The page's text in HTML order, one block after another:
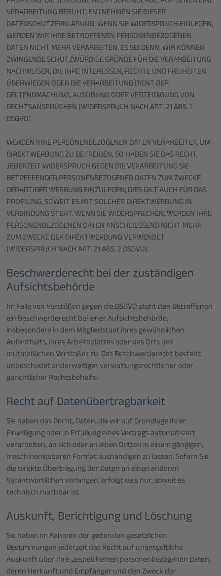
VERARBEITUNG BERUHT, ENTNEHMEN SIE DIESER
DATENSCHUTZERKLÄRUNG. WENN SIE WIDERSPRUCH EINLEGEN,
WERDEN WIR IHRE BETROFFENEN PERSONENBEZOGENEN
DATEN NICHT MEHR VERARBEITEN, ES SEI DENN, WIR KÖNNEN
ZWINGENDE SCHUTZWÜRDIGE GRÜNDE FÜR DIE VERARBEITUNG
NACHWEISEN, DIE IHRE INTERESSEN, RECHTE UND FREIHEITEN
ÜBERWIEGEN ODER DIE VERARBEITUNG DIENT DER
GELTENDMACHUNG, AUSÜBUNG ODER VERTEIDIGUNG VON
RECHTSANSPRÜCHEN (WIDERSPRUCH NACH ART. 21 ABS. 1
DSGVO).
WERDEN IHRE PERSONENBEZOGENEN DATEN VERARBEITET, UM
DIREKTWERBUNG ZU BETREIBEN, SO HABEN SIE DAS RECHT,
JEDERZEIT WIDERSPRUCH GEGEN DIE VERARBEITUNG SIE
BETREFFENDER PERSONENBEZOGENER DATEN ZUM ZWECKE
DERARTIGER WERBUNG EINZULEGEN; DIES GILT AUCH FÜR DAS
PROFILING, SOWEIT ES MIT SOLCHER DIREKTWERBUNG IN
VERBINDUNG STEHT. WENN SIE WIDERSPRECHEN, WERDEN IHRE
PERSONENBEZOGENEN DATEN ANSCHLIESSEND NICHT MEHR
ZUM ZWECKE DER DIREKTWERBUNG VERWENDET
(WIDERSPRUCH NACH ART. 21 ABS. 2 DSGVO).
Beschwerde­recht bei der zuständigen
Aufsichts­behörde
Im Falle von Verstößen gegen die DSGVO steht den Betroffenen
ein Beschwerderecht bei einer Aufsichtsbehörde,
insbesondere in dem Mitgliedstaat ihres gewöhnlichen
Aufenthalts, ihres Arbeitsplatzes oder des Orts des
mutmaßlichen Verstoßes zu. Das Beschwerderecht besteht
unbeschadet anderweitiger verwaltungsrechtlicher oder
gerichtlicher Rechtsbehelfe.
Recht auf Daten­übertrag­barkeit
Sie haben das Recht, Daten, die wir auf Grundlage Ihrer
Einwilligung oder in Erfüllung eines Vertrags automatisiert
verarbeiten, an sich oder an einen Dritten in einem gängigen,
maschinenlesbaren Format aushändigen zu lassen. Sofern Sie
die direkte Übertragung der Daten an einen anderen
Verantwortlichen verlangen, erfolgt dies nur, soweit es
technisch machbar ist.
Auskunft, Berichtigung und Löschung
Sie haben im Rahmen der geltenden gesetzlichen
Bestimmungen jederzeit das Recht auf unentgeltliche
Auskunft über Ihre gespeicherten personenbezogenen Daten,
deren Herkunft und Empfänger und den Zweck der